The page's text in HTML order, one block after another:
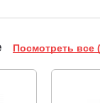
при
Посмотреть все